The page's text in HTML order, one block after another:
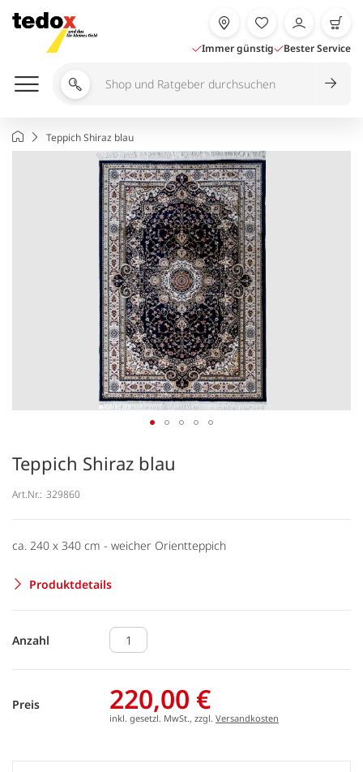
Inhalt
springen
Immer günstig Bester Service
Shop
durchsuchen
StartseiteTeppich Shiraz blau
Teppich Shiraz blau
Art.Nr.: 329860
ca. 240 x 340 cm - weicher Orientteppich
Produktdetails
Anzahl
Preis 220,00 €
inkl. gesetzl. MwSt., zzgl. Versandkosten